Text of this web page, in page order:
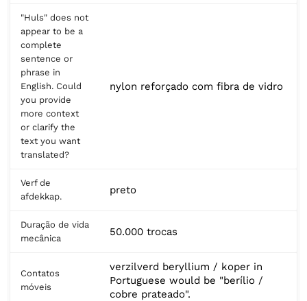
"Huls" does not
appear to be a
complete
sentence or
phrase in
English. Could
you provide
more context
or clarify the
text you want
translated?
nylon reforçado com fibra de vidro
Verf de
afdekkap.
preto
Duração de vida
mecânica
50.000 trocas
Contatos
móveis
verzilverd beryllium / koper in
Portuguese would be "berílio /
cobre prateado".